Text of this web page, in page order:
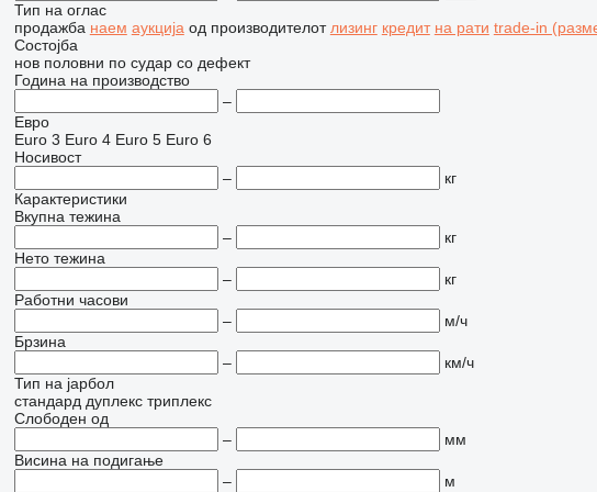
Тип на оглас
продажба наем аукција од производителот лизинг кредит на рати trade-in
Состојба
нов половни по судар со дефект
Година на производство
–
Евро
Euro 3 Euro 4 Euro 5 Euro 6
Носивост
–
кг
Карактеристики
Вкупна тежина
–
кг
Нето тежина
–
кг
Работни часови
–
м/ч
Брзина
–
км/ч
Тип на јарбол
стандард дуплекс триплекс
Слободен од
–
мм
Висина на подигање
–
м